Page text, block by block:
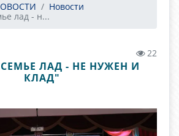
Новости
лад - н...
22
ЛАД - НЕ НУЖЕН И
КЛАД"